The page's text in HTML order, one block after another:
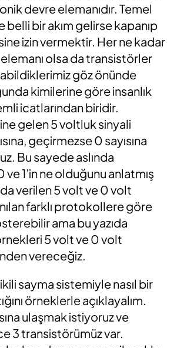
devre elemanıdır. Temel
belli bir akım gelirse kapanıp
izin vermektir. Her ne kadar
olsa da transistörler
göz önünde
kimilerine göre insanlık
icatlarından biridir.
gelen 5 voltluk sinyali
geçirmezse 0 sayısına
Bu sayede aslında
1’in ne olduğunu anlatmış
verilen 5 volt ve 0 volt
farklı protokollere göre
ama bu yazıda
5 volt ve 0 volt
vereceğiz.
sayma sistemiyle nasıl bir
örneklerle açıklayalım.
ulaşmak istiyoruz ve
3 transistörümüz var.